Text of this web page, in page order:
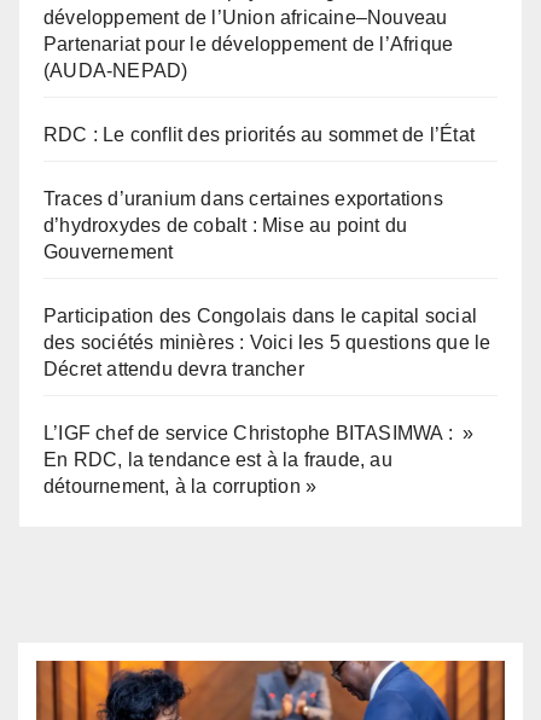
développement de l’Union africaine–Nouveau
Partenariat pour le développement de l’Afrique
(AUDA-NEPAD)
RDC : Le conflit des priorités au sommet de l’État
Traces d’uranium dans certaines exportations
d’hydroxydes de cobalt : Mise au point du
Gouvernement
Participation des Congolais dans le capital social
des sociétés minières : Voici les 5 questions que le
Décret attendu devra trancher
L’IGF chef de service Christophe BITASIMWA : »
En RDC, la tendance est à la fraude, au
détournement, à la corruption »